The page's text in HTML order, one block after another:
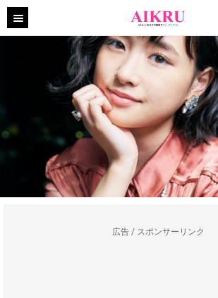
広告 / スポンサーリンク